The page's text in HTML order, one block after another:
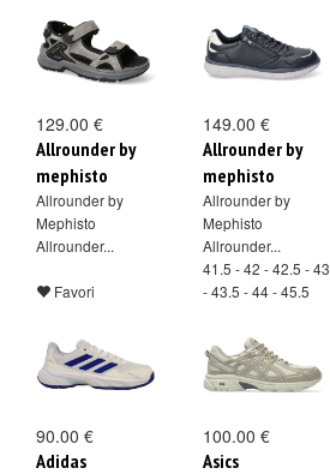
129.00 €
Allrounder by
mephisto
Allrounder by
Mephisto
Allrounder...
Favori
149.00 €
Allrounder by
mephisto
Allrounder by
Mephisto
Allrounder...
41.5 - 42 - 42.5 - 43
- 43.5 - 44 - 45.5
90.00 €
Adidas
100.00 €
Asics